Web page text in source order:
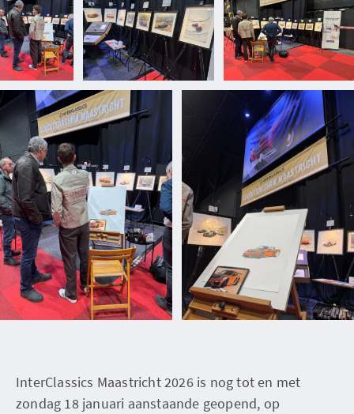
InterClassics Maastricht 2026 is nog tot en met
zondag 18 januari aanstaande geopend, op